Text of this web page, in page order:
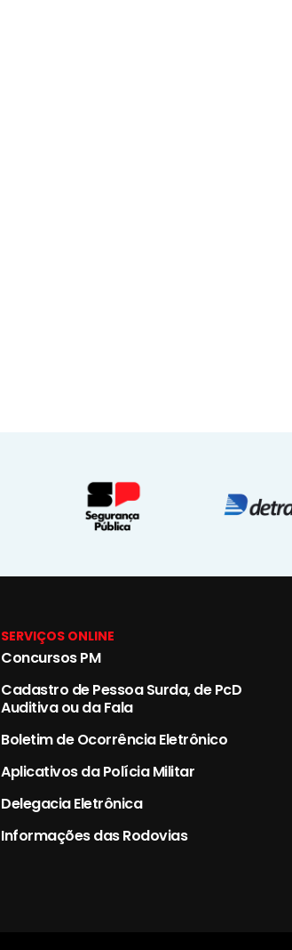
SERVIÇOS ONLINE
Concursos PM
Cadastro de Pessoa Surda, de PcD
Auditiva ou da Fala
Boletim de Ocorrência Eletrônico
Aplicativos da Polícia Militar
Delegacia Eletrônica
Informações das Rodovias